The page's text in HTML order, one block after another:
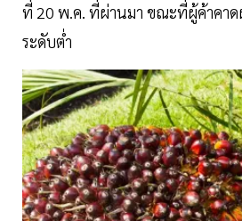
ที่ 20 พ.ค. ที่ผ่านมา ขณะที่ผู้ค้าคาด
ระดับต่ำ